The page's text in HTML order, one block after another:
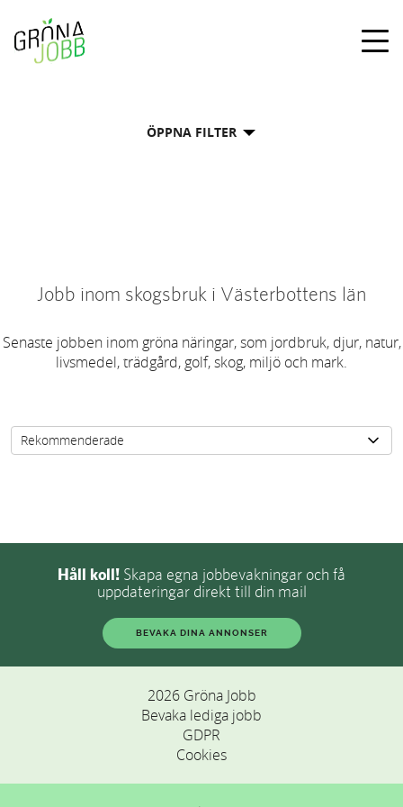
ÖPPNA FILTER
Jobb inom skogsbruk i Västerbottens län
Senaste jobben inom gröna näringar, som jordbruk, djur, natur,
livsmedel, trädgård, golf, skog, miljö och mark.
Håll koll! Skapa egna jobbevakningar och få
uppdateringar direkt till din mail
BEVAKA DINA ANNONSER
2026 Gröna Jobb
Bevaka lediga jobb
GDPR
Cookies